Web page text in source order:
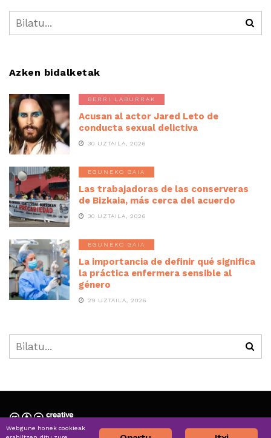
Azken bidalketak
BERRI LABURRAK
Acusan al actor Jared Leto de
conducta sexual delictiva
30 UZTAILA, 2026
EGUNEKO GAIA
Las trabajadoras de las conserveras
de Bizkaia, más cerca del acuerdo
30 UZTAILA, 2026
EGUNEKO GAIA
La importancia de definir qué significa
la práctica enfermera sensible al
género
29 UZTAILA, 2026
Nortzuk gara » Quiénes somos
Webgune honek cookieak